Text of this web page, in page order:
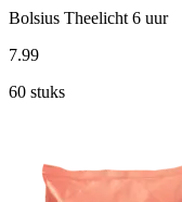
Bolsius Theelicht 6 uur
7.99
60 stuks